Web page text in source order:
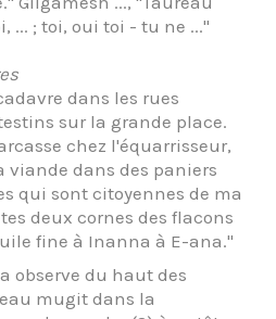
... ; toi, oui toi - tu ne ..."
dans les rues
sur la grande place.
chez l'équarrisseur,
viande dans des paniers
qui sont citoyennes de ma
deux cornes des flacons
fine à Inanna à E-ana."
observe du haut des
mugit dans la